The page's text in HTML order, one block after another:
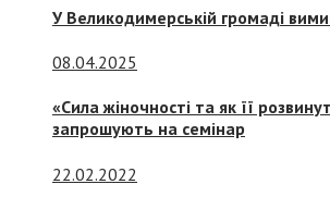
У Великодимерській громаді
08.04.2025
«Сила жіночності та як її
запрошують на семінар
22.02.2022